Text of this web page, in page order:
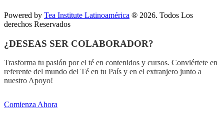
Powered by Tea Institute Latinoamérica ® 2026. Todos Los
derechos Reservados
¿DESEAS SER COLABORADOR?
Trasforma tu pasión por el té en contenidos y cursos. Conviértete en
referente del mundo del Té en tu País y en el extranjero junto a
nuestro Apoyo!
Comienza Ahora